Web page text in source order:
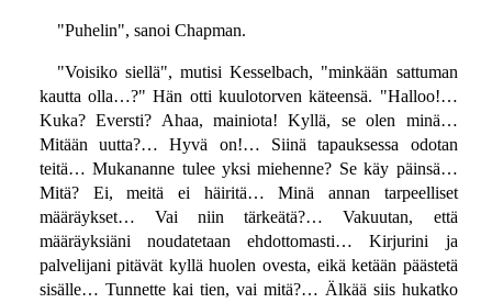
"Puhelin", sanoi Chapman.
"Voisiko siellä", mutisi Kesselbach, "minkään sattuman
kautta olla…?" Hän otti kuulotorven käteensä. "Halloo!…
Kuka? Eversti? Ahaa, mainiota! Kyllä, se olen minä…
Mitään uutta?… Hyvä on!… Siinä tapauksessa odotan
teitä… Mukananne tulee yksi miehenne? Se käy päinsä…
Mitä? Ei, meitä ei häiritä… Minä annan tarpeelliset
määräykset… Vai niin tärkeätä?… Vakuutan, että
määräyksiäni noudatetaan ehdottomasti… Kirjurini ja
palvelijani pitävät kyllä huolen ovesta, eikä ketään päästetä
sisälle… Tunnette kai tien, vai mitä?… Älkää siis hukatko